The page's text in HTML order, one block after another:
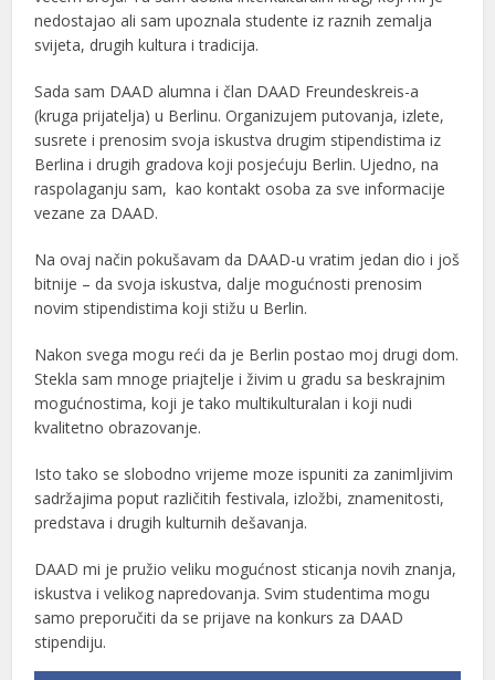
nedostajao ali sam upoznala studente iz raznih zemalja
svijeta, drugih kultura i tradicija.
Sada sam DAAD alumna i član DAAD Freundeskreis-a
(kruga prijatelja) u Berlinu. Organizujem putovanja, izlete,
susrete i prenosim svoja iskustva drugim stipendistima iz
Berlina i drugih gradova koji posjećuju Berlin. Ujedno, na
raspolaganju sam, kao kontakt osoba za sve informacije
vezane za DAAD.
Na ovaj način pokušavam da DAAD-u vratim jedan dio i još
bitnije – da svoja iskustva, dalje mogućnosti prenosim
novim stipendistima koji stižu u Berlin.
Nakon svega mogu reći da je Berlin postao moj drugi dom.
Stekla sam mnoge priajtelje i živim u gradu sa beskrajnim
mogućnostima, koji je tako multikulturalan i koji nudi
kvalitetno obrazovanje.
Isto tako se slobodno vrijeme moze ispuniti za zanimljivim
sadržajima poput različitih festivala, izložbi, znamenitosti,
predstava i drugih kulturnih dešavanja.
DAAD mi je pružio veliku mogućnost sticanja novih znanja,
iskustva i velikog napredovanja. Svim studentima mogu
samo preporučiti da se prijave na konkurs za DAAD
stipendiju.